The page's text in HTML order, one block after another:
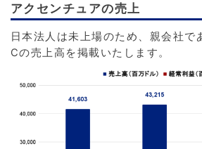
アクセンチュアの売上
日本法人は未上場のため、親会社
Cの売上高を掲載いたします。